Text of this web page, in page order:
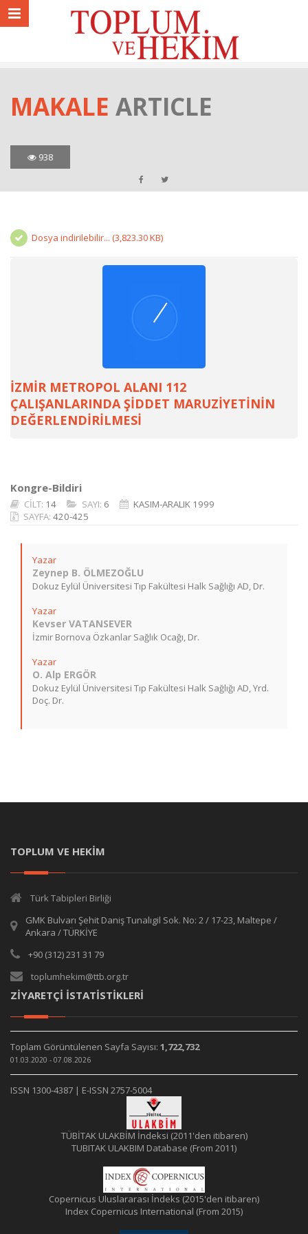
MAKALE ARTICLE
938
Dosya indirilebilir... (3,823.30 KB)
İZMİR METROPOL ALANI 112
ÇALIŞANLARINDA ŞİDDET MARUZİYETİNİN
DEĞERLENDİRİLMESİ
Kongre-Bildiri
CİLT: 14 SAYI: 6
KASIM-ARALIK 1999
SAYFA: 420-425
Yazar
Zeynep B. ÖLMEZOĞLU
Dokuz Eylül Üniversitesi Tıp Fakültesi Halk Sağlığı AD, Dr.
Yazar
Kevser VATANSEVER
İzmir Bornova Özkanlar Sağlık Ocağı, Dr.
Yazar
O. Alp ERGÖR
Dokuz Eylül Üniversitesi Tıp Fakültesi Halk Sağlığı AD, Yrd.
Doç. Dr.
TOPLUM VE HEKİM
Türk Tabipleri Birliği
GMK Bulvarı Şehit Daniş Tunalıgil Sok. No: 2 / 17-23, Maltepe /
Ankara / TÜRKİYE
+90 (312) 231 31 79
toplumhekim@ttb.org.tr
ZİYARETÇİ İSTATİSTİKLERİ
Toplam Görüntülenen Sayfa Sayısı: 1,722,732
01.03.2020 - 07.08.2026
ISSN 1300-4387 | E-ISSN 2757-5004
TÜBİTAK ULAKBİM İndeksi (2011'den itibaren)
TUBITAK ULAKBIM Database (From 2011)
Copernicus Uluslararası İndeks (2015'den itibaren)
Index Copernicus International (From 2015)